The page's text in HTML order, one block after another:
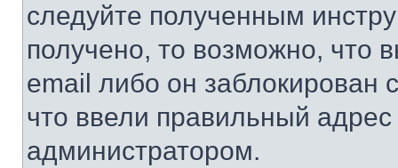
следуйте полученным
получено, то возможно, что
email либо он
что ввели правильный адрес
администратором.